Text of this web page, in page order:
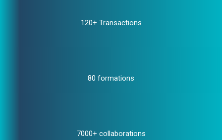
120+ Transactions
80 formations
7000+ collaborations